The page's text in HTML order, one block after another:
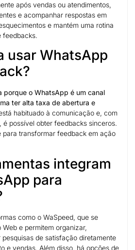
após vendas ou atendimentos,
e acompanhar respostas em
e mantém uma rotina
feedbacks.
usar WhatsApp
porque o WhatsApp é um canal
ter alta taxa de abertura e
habituado à comunicação e, com
é possível obter feedbacks sinceros.
para transformar feedback em ação
integram
para
como o WaSpeed, que se
e permitem organizar,
de satisfação diretamente
e vendas. Além disso, há opções de